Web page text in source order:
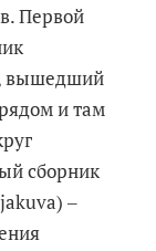
Первой
вышедший
и там
сборник
‒